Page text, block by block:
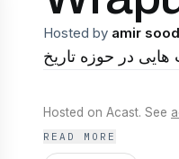
Hosted by amir
در حوزه تاریخ
Hosted on Acast. See
READ MORE